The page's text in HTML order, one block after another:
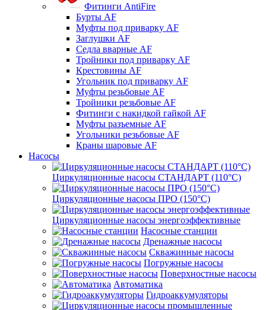
Фитинги AntiFire
Бурты AF
Муфты под приварку AF
Заглушки AF
Седла вварные AF
Тройники под приварку AF
Крестовины AF
Угольник под приварку AF
Муфты резьбовые AF
Тройники резьбовые AF
Фитинги с накидкой гайкой AF
Муфты разъемные AF
Угольники резьбовые AF
Краны шаровые AF
Насосы
Циркуляционные насосы СТАНДАРТ (110°C)
Циркуляционные насосы ПРО (150°C)
Циркуляционные насосы энергоэффективные
Насосные станции
Дренажные насосы
Скважинные насосы
Погружные насосы
Поверхностные насосы
Автоматика
Гидроаккумуляторы